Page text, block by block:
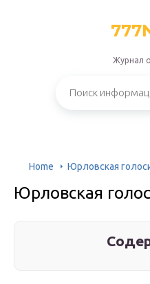
Журнал
Home Юрловская
Юрловская